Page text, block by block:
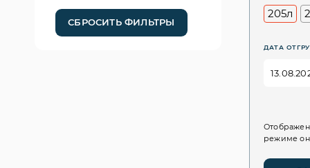
СБРОСИТЬ ФИЛЬТРЫ
205л
ДАТА
режиме